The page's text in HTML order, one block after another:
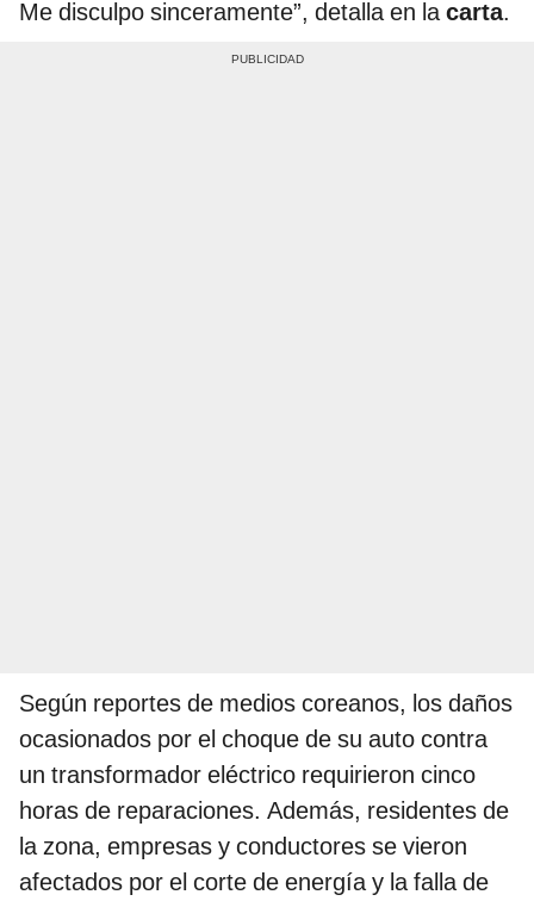
Me disculpo sinceramente”, detalla en la carta.
Según reportes de medios coreanos, los daños
ocasionados por el choque de su auto contra
un transformador eléctrico requirieron cinco
horas de reparaciones. Además, residentes de
la zona, empresas y conductores se vieron
afectados por el corte de energía y la falla de